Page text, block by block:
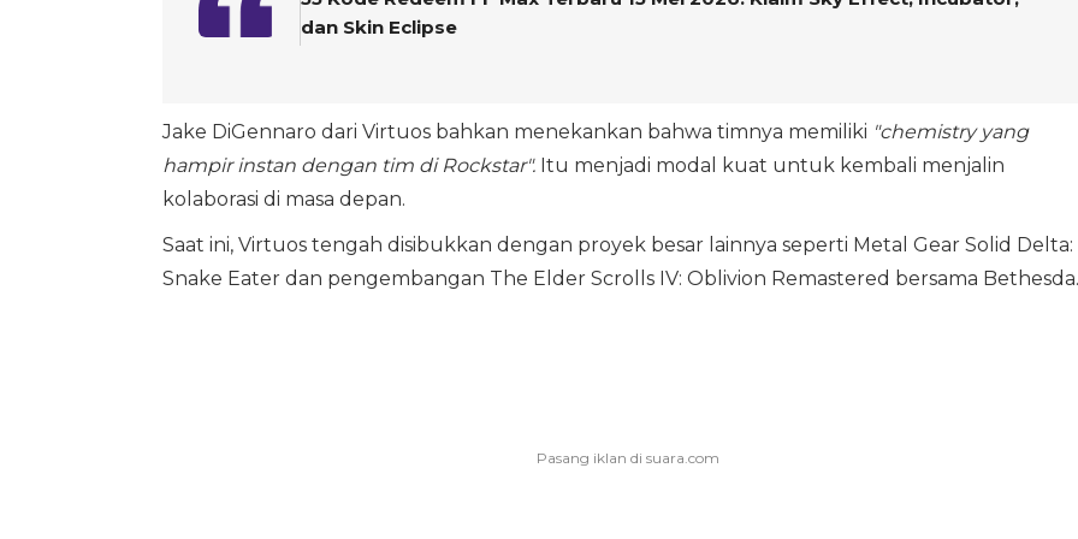
dan Skin Eclipse
Jake DiGennaro dari Virtuos bahkan menekankan bahwa timnya memiliki "chemistry yang
hampir instan dengan tim di Rockstar".Itu menjadi modal kuat untuk kembali menjalin
kolaborasi di masa depan.
Saat ini, Virtuos tengah disibukkan dengan proyek besar lainnya seperti Metal Gear Solid Delta:
Snake Eater dan pengembangan The Elder Scrolls IV: Oblivion Remastered bersama Bethesda.